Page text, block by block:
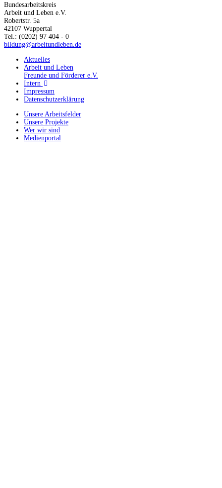
Bundesarbeitskreis
Arbeit und Leben e.V.
Robertstr. 5a
42107 Wuppertal
Tel.: (0202) 97 404 - 0
bildung@arbeitundleben.de
Aktuelles
Arbeit und Leben
Freunde und Förderer e.V.
Intern
Impressum
Datenschutzerklärung
Unsere Arbeitsfelder
Unsere Projekte
Wer wir sind
Medienportal